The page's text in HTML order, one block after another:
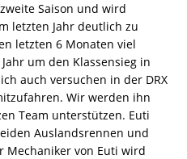
Saison und wird
letzten Jahr deutlich zu
letzten 6 Monaten viel
um den Klassensieg in
auch versuchen in der DRX
Wir werden ihn
Team unterstützen. Euti
Auslandsrennen und
Mechaniker von Euti wird